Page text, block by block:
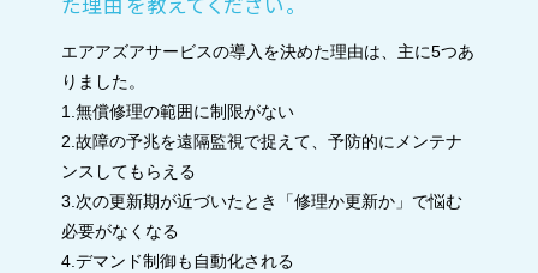
エアアズアサービスの導入を決めた理由は、主に5つあ
りました。
1.無償修理の範囲に制限がない
2.故障の予兆を遠隔監視で捉えて、予防的にメンテナ
ンスしてもらえる
3.次の更新期が近づいたとき「修理か更新か」で悩む
必要がなくなる
4.デマンド制御も自動化される